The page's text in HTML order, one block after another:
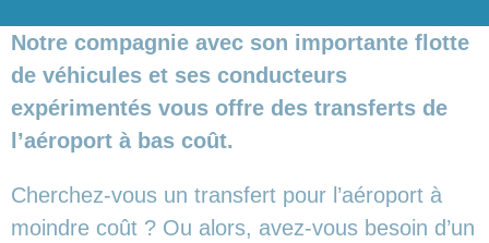
Notre compagnie avec son importante flotte
de véhicules et ses conducteurs
expérimentés vous offre des transferts de
l’aéroport à bas coût.
Cherchez-vous un transfert pour l’aéroport à
moindre coût ? Ou alors, avez-vous besoin d’un